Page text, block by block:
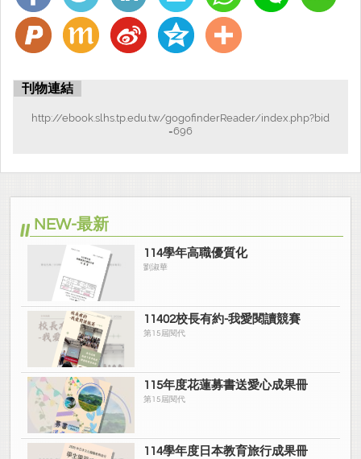
刊物連結
http://ebook.slhs.tp.edu.tw/gogofinderReader/index.php?bid
=696
NEW-最新
114學年高職優質化
劉淑華
11402校長有約-我愛閱讀競賽
第15屆閱代
115年度花蓮募書送愛心成果冊
第15屆閱代
114學年度日本教育旅行成果冊